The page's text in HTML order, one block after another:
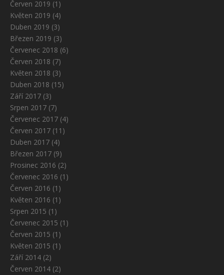
Červen 2019 (1)
Květen 2019 (4)
Duben 2019 (3)
Březen 2019 (3)
Červenec 2018 (6)
Červen 2018 (7)
Květen 2018 (3)
Duben 2018 (15)
Září 2017 (3)
Srpen 2017 (7)
Červenec 2017 (4)
Červen 2017 (11)
Duben 2017 (4)
Březen 2017 (9)
Prosinec 2016 (2)
Červenec 2016 (1)
Červen 2016 (1)
Květen 2016 (1)
Srpen 2015 (1)
Červenec 2015 (1)
Červen 2015 (1)
Květen 2015 (1)
Září 2014 (2)
Červen 2014 (2)